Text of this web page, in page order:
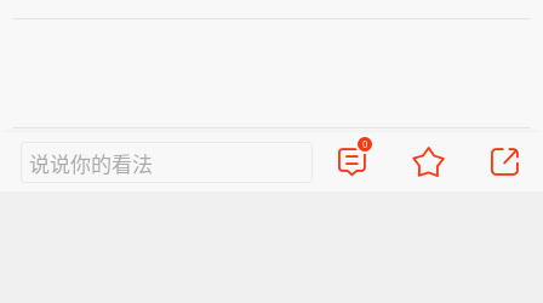
视频 直播 看点
政务
说说你的看法
0